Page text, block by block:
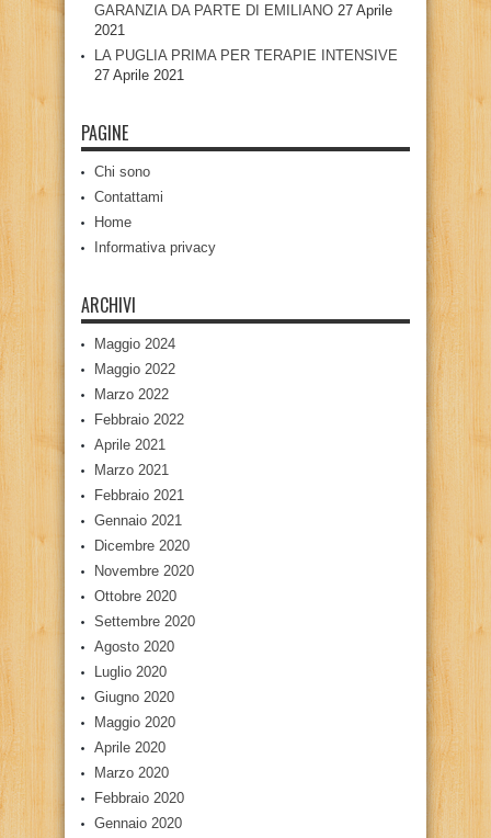
GARANZIA DA PARTE DI EMILIANO 27 Aprile
2021
LA PUGLIA PRIMA PER TERAPIE INTENSIVE
27 Aprile 2021
PAGINE
Chi sono
Contattami
Home
Informativa privacy
ARCHIVI
Maggio 2024
Maggio 2022
Marzo 2022
Febbraio 2022
Aprile 2021
Marzo 2021
Febbraio 2021
Gennaio 2021
Dicembre 2020
Novembre 2020
Ottobre 2020
Settembre 2020
Agosto 2020
Luglio 2020
Giugno 2020
Maggio 2020
Aprile 2020
Marzo 2020
Febbraio 2020
Gennaio 2020